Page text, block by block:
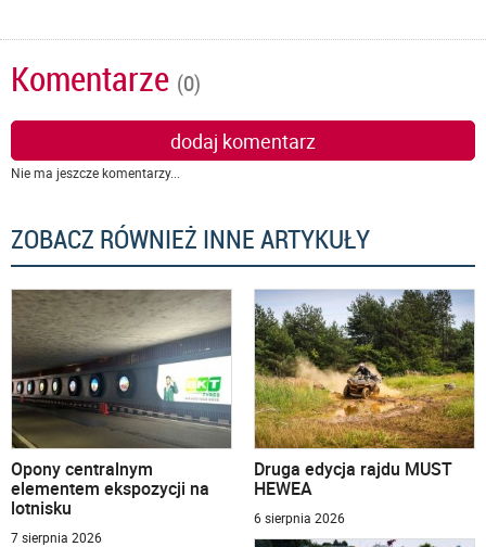
Komentarze (0)
dodaj komentarz
Nie ma jeszcze komentarzy...
ZOBACZ RÓWNIEŻ INNE ARTYKUŁY
Opony centralnym
elementem ekspozycji na
lotnisku
7 sierpnia 2026
Druga edycja rajdu MUST
HEWEA
6 sierpnia 2026